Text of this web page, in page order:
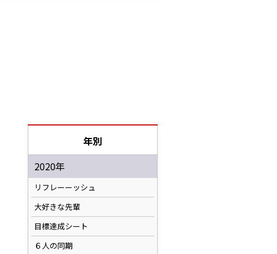
年別
2020年
リフレーーッシュ
大好きな先輩
目標達成シート
６人の同期